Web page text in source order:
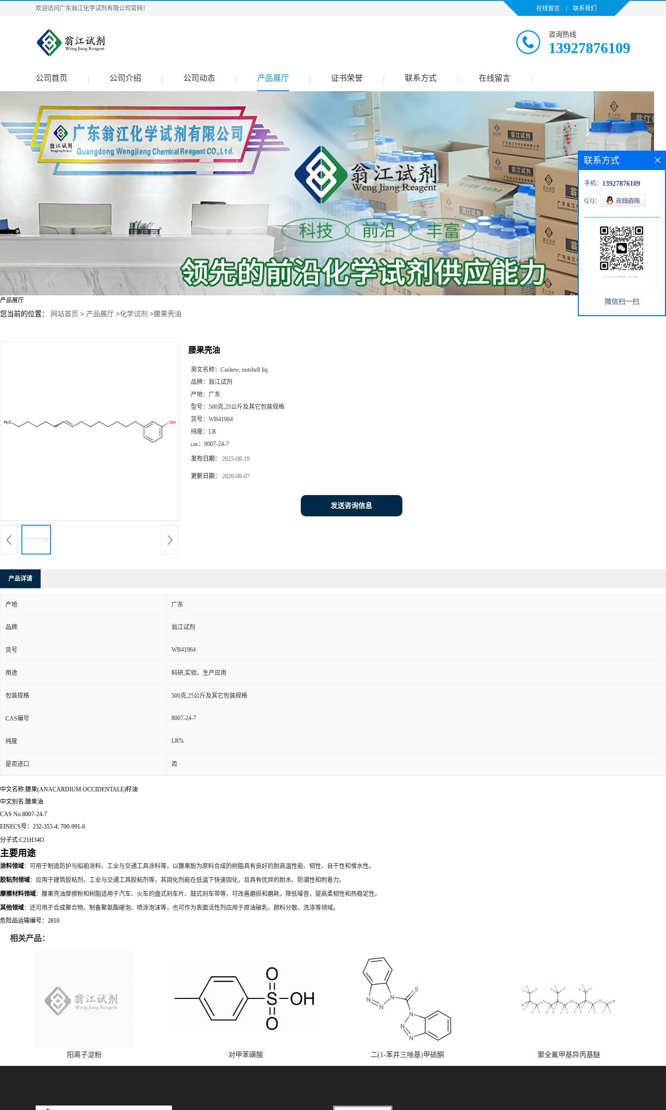
欢迎访问广东翁江化学试剂有限公司官网！ 在线留言 联系我们
咨询热线
13927876109
公司首页 公司介绍 公司动态 产品展厅 证书荣誉 联系方式 在线留言
产品展厅
您当前的位置： 网站首页 > 产品展厅 >化学试剂 >腰果壳油
腰果壳油
英文名称： Cashew, nutshell liq.
品牌： 翁江试剂
产地： 广东
型号： 500克,25公斤及其它包装规格
货号： WB41964
纯度： LR
cas： 8007-24-7
发布日期： 2025-08-19
更新日期： 2026-08-07
发送咨询信息
产品详请
产地 广东
品牌 翁江试剂
货号 WB41964
用途 科研,实验、生产应用
包装规格 500克,25公斤及其它包装规格
CAS编号 8007-24-7
纯度 LR%
是否进口 否
中文名称:腰果(ANACARDIUM OCCIDENTALE)籽油
中文别名:腰果油
CAS No:8007-24-7
EINECS号：232-355-4; 700-991-6
分子式:C21H34O
主要用途
涂料领域：可用于制造防护与船舶涂料、工业与交通工具涂料等，以腰果酚为原料合成的树脂具有良好的耐高温性能、韧性、自干性和憎水性。
胶粘剂领域：应用于建筑胶粘剂、工业与交通工具胶粘剂等，其固化剂能在低温下快速固化，且具有优异的耐水、防潮性和附着力。
摩擦材料领域：腰果壳油摩擦粉和树脂适用于汽车、火车的盘式刹车片、鼓式刹车带等，可改善磨损和磨耗，降低噪音，提高柔韧性和热稳定性。
其他领域：还可用于合成聚合物、制备聚氨酯硬泡、喷涂泡沫等，也可作为表面活性剂应用于原油破乳、颜料分散、洗涤等领域。
危险品运输编号：2810
相关产品：
阳离子淀粉 对甲苯磺酸 二(1-苯并三唑基)甲硫酮 聚全氟甲基异丙基醚
联系方式
手机： 13927876109
Q Q：
微信扫一扫